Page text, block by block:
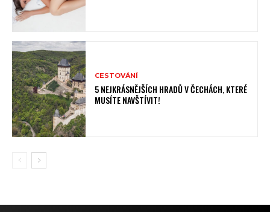
CESTOVÁNÍ
5 NEJKRÁSNĚJŠÍCH HRADŮ V ČECHÁCH, KTERÉ
MUSÍTE NAVŠTÍVIT!